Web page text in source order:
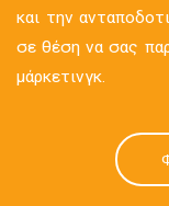
και την
σε θέση να σας
μάρκετινγκ.